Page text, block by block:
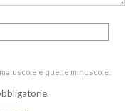
e quelle minuscole.